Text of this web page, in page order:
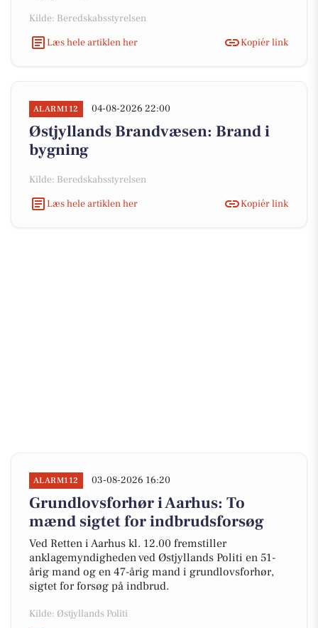
Kilde: Beredskabsstyrelsen
Læs hele artiklen her
Kopiér link
ALARM112 04-08-2026 22:00
Østjyllands Brandvæsen: Brand i
bygning
Kilde: Beredskabsstyrelsen
Læs hele artiklen her
Kopiér link
ALARM112 03-08-2026 16:20
Grundlovsforhør i Aarhus: To
mænd sigtet for indbrudsforsøg
Ved Retten i Aarhus kl. 12.00 fremstiller
anklagemyndigheden ved Østjyllands Politi en 51-
årig mand og en 47-årig mand i grundlovsforhør,
sigtet for forsøg på indbrud.
Kilde: Østjyllands Politi